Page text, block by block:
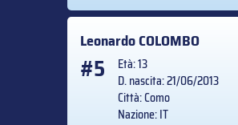
LeonardoCOLOMBO
#5
Età: 13
D. nascita: 21/06/2013
Città: Como
Nazione: IT